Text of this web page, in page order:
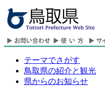
テーマでさがす
鳥取県の紹介と観光
県からのお知らせ